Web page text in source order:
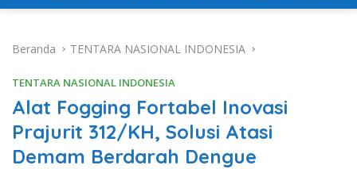
Beranda TENTARA NASIONAL INDONESIA
TENTARA NASIONAL INDONESIA
Alat Fogging Fortabel Inovasi
Prajurit 312/KH, Solusi Atasi
Demam Berdarah Dengue